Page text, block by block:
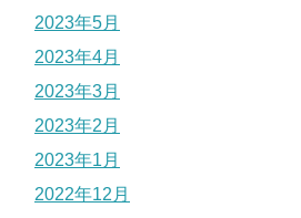
2023年5月
2023年4月
2023年3月
2023年2月
2023年1月
2022年12月